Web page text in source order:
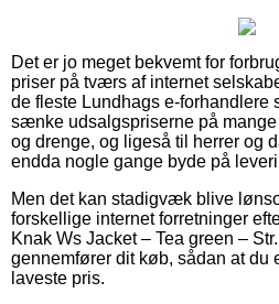
Det er jo meget bekvemt for
priser på tværs af internet
de fleste Lundhags e-forhandlere
sænke udsalgspriserne på
og drenge, og ligeså til herrer og
endda nogle gange byde på
Men det kan stadigvæk blive
forskellige internet forretninger
Knak Ws Jacket – Tea green –
gennemfører dit køb, sådan at du
laveste pris.